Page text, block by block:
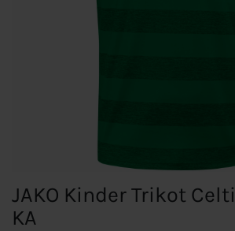
JAKO Kinder Trikot
KA